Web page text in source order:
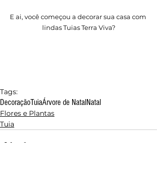
E ai, você começou a decorar sua casa com
lindas Tuias Terra Viva?
Tags:
DecoraçãoTuiaÁrvore de NatalNatal
Flores e Plantas
Tuia